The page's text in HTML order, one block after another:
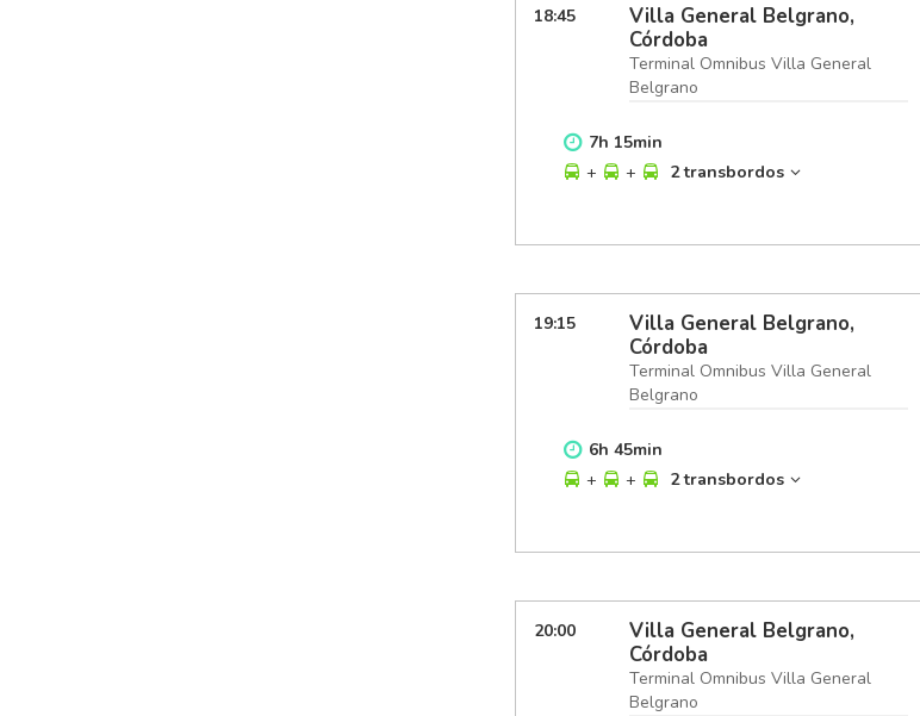
18:45
Villa General Belgrano,
Córdoba
Terminal Omnibus Villa General
Belgrano
7h 15min
+
+ 2 transbordos
19:15
Villa General Belgrano,
Córdoba
Terminal Omnibus Villa General
Belgrano
6h 45min
+
+ 2 transbordos
20:00
Villa General Belgrano,
Córdoba
Terminal Omnibus Villa General
Belgrano